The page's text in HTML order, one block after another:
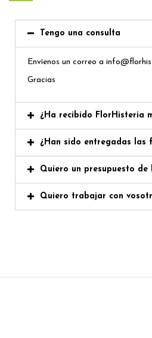
Tengo una consulta
Envíenos un correo a
Gracias
¿Ha recibido FlorHisteria
¿Han sido entregadas las
Quiero un presupuesto de
Quiero trabajar con